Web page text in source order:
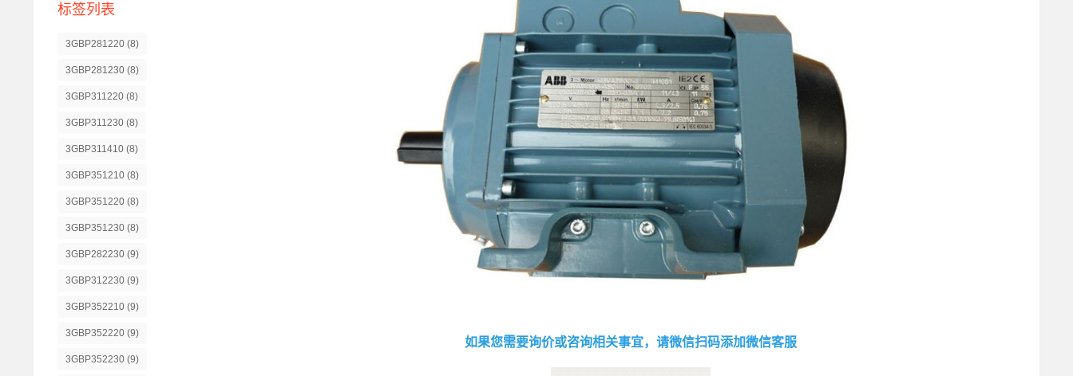
标签列表
3GBP281220 (8)
3GBP281230 (8)
3GBP311220 (8)
3GBP311230 (8)
3GBP311410 (8)
3GBP351210 (8)
3GBP351220 (8)
3GBP351230 (8)
3GBP282230 (9)
3GBP312230 (9)
3GBP352210 (9)
3GBP352220 (9)
3GBP352230 (9)
如果您需要询价或咨询相关事宜，请微信扫码添加微信客服